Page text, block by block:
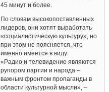
45 минут и более.
По словам высокопоставленных
лидеров, они хотят выработать
«социалистическую культуру», но
при этом не поясняется, что
именно имеется в виду.
«Радио и телевидение являются
рупором партии и народа –
важным фронтом пропаганды в
области культурной мысли», –